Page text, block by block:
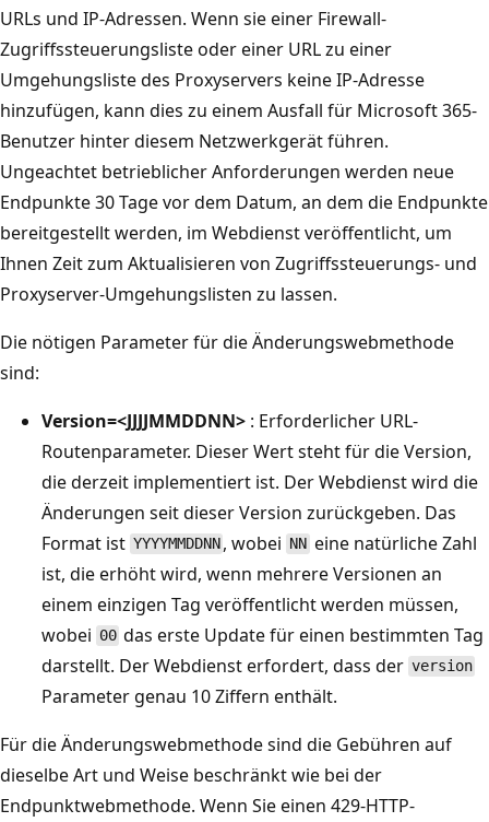
URLs und IP-Adressen. Wenn sie einer Firewall-
Zugriffssteuerungsliste oder einer URL zu einer
Umgehungsliste des Proxyservers keine IP-Adresse
hinzufügen, kann dies zu einem Ausfall für Microsoft 365-
Benutzer hinter diesem Netzwerkgerät führen.
Ungeachtet betrieblicher Anforderungen werden neue
Endpunkte 30 Tage vor dem Datum, an dem die Endpunkte
bereitgestellt werden, im Webdienst veröffentlicht, um
Ihnen Zeit zum Aktualisieren von Zugriffssteuerungs- und
Proxyserver-Umgehungslisten zu lassen.
Die nötigen Parameter für die Änderungswebmethode
sind:
Version=<JJJJMMDDNN> : Erforderlicher URL-
Routenparameter. Dieser Wert steht für die Version,
die derzeit implementiert ist. Der Webdienst wird die
Änderungen seit dieser Version zurückgeben. Das
Format ist YYYYMMDDNN , wobei NNeine natürliche Zahl
ist, die erhöht wird, wenn mehrere Versionen an
einem einzigen Tag veröffentlicht werden müssen,
wobei 00 das erste Update für einen bestimmten Tag
darstellt. Der Webdienst erfordert, dass der version
Parameter genau 10 Ziffern enthält.
Für die Änderungswebmethode sind die Gebühren auf
dieselbe Art und Weise beschränkt wie bei der
Endpunktwebmethode. Wenn Sie einen 429-HTTP-